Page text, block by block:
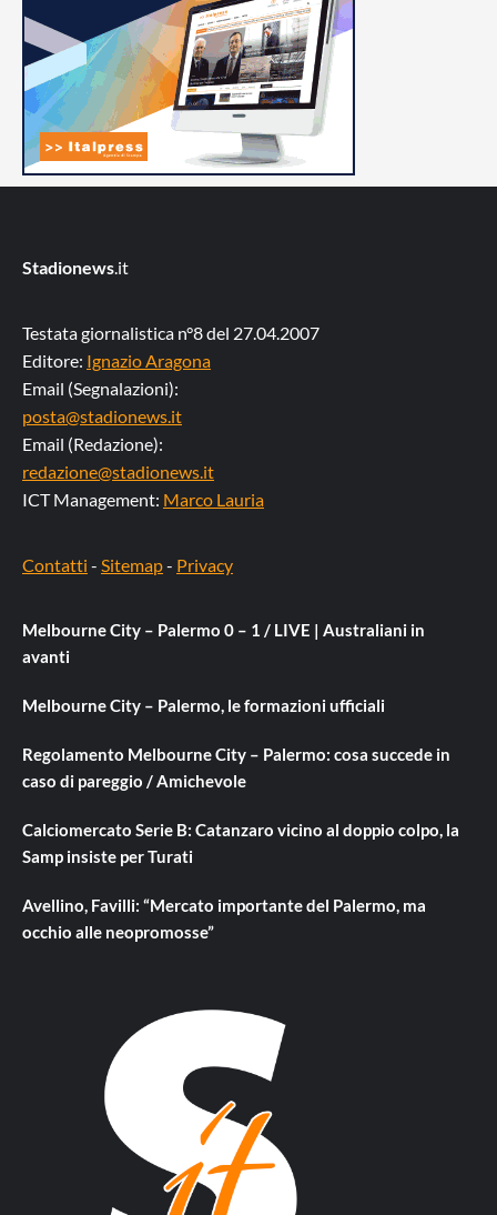
Stadionews.it
Testata giornalistica n°8 del 27.04.2007
Editore: Ignazio Aragona
Email (Segnalazioni):
posta@stadionews.it
Email (Redazione):
redazione@stadionews.it
ICT Management: Marco Lauria
Contatti - Sitemap- Privacy
Melbourne City – Palermo 0 – 1 / LIVE | Australiani in
avanti
Melbourne City – Palermo, le formazioni ufficiali
Regolamento Melbourne City – Palermo: cosa succede in
caso di pareggio / Amichevole
Calciomercato Serie B: Catanzaro vicino al doppio colpo, la
Samp insiste per Turati
Avellino, Favilli: “Mercato importante del Palermo, ma
occhio alle neopromosse”